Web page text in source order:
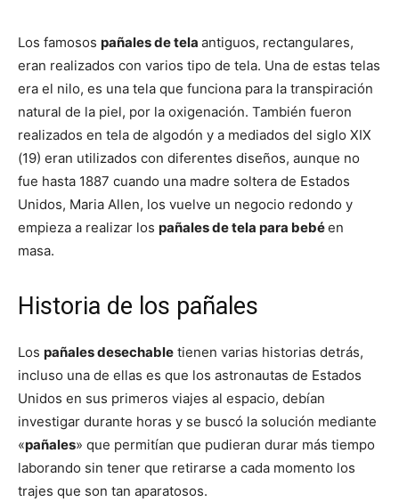
Los famosos pañales de tela antiguos, rectangulares,
eran realizados con varios tipo de tela. Una de estas telas
era el nilo, es una tela que funciona para la transpiración
natural de la piel, por la oxigenación. También fueron
realizados en tela de algodón y a mediados del siglo XIX
(19) eran utilizados con diferentes diseños, aunque no
fue hasta 1887 cuando una madre soltera de Estados
Unidos, Maria Allen, los vuelve un negocio redondo y
empieza a realizar los pañales de tela para bebéen
masa.
Historia de los pañales
Los pañales desechable tienen varias historias detrás,
incluso una de ellas es que los astronautas de Estados
Unidos en sus primeros viajes al espacio, debían
investigar durante horas y se buscó la solución mediante
«pañales» que permitían que pudieran durar más tiempo
laborando sin tener que retirarse a cada momento los
trajes que son tan aparatosos.